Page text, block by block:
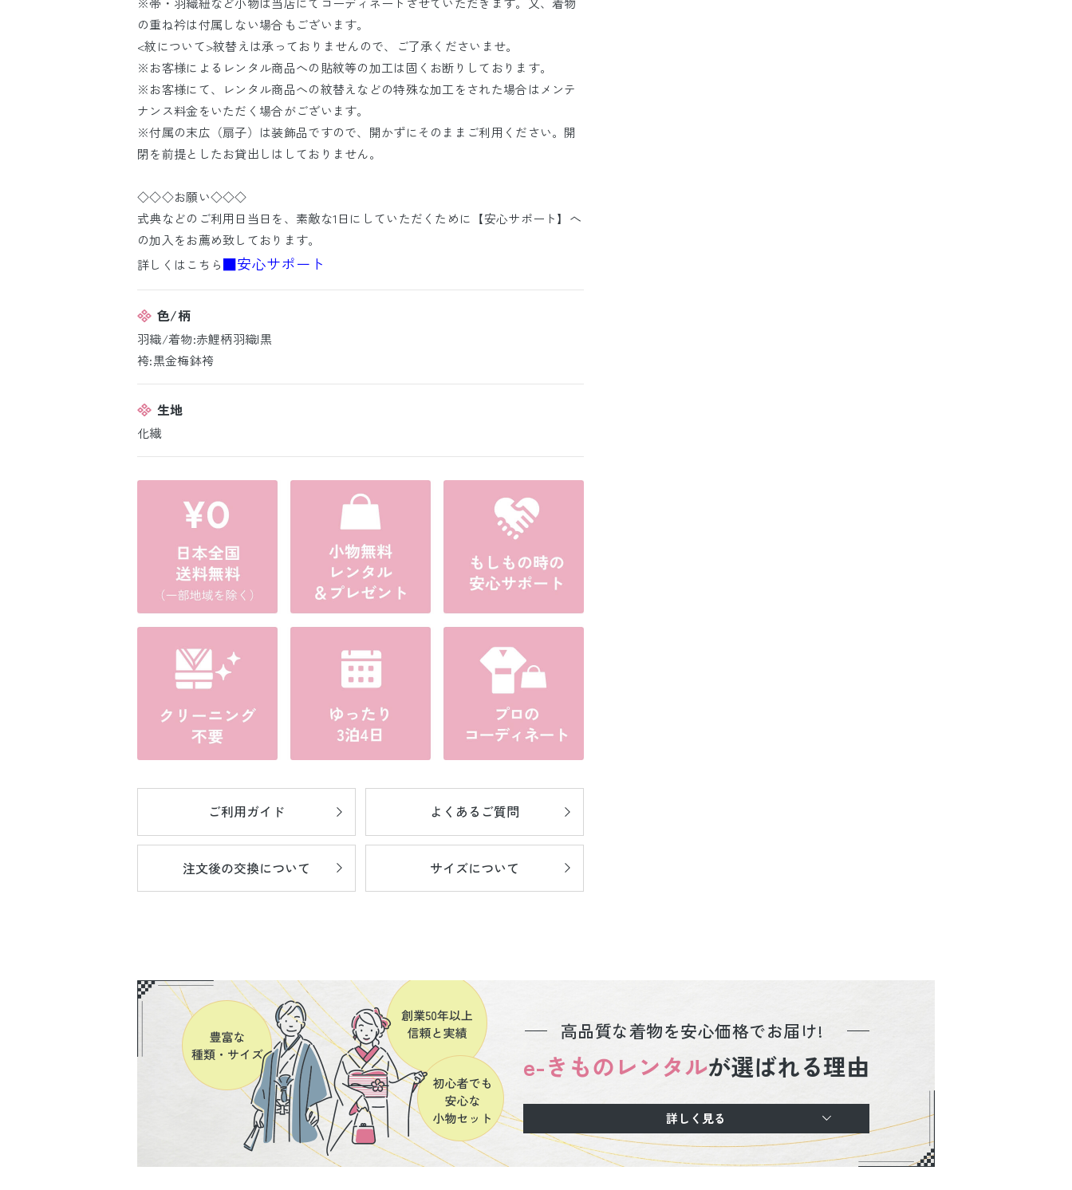
の重ね衿は付属しない場合もございます。
<紋について>紋替えは承っておりませんので、ご了承くださいませ。
※お客様によるレンタル商品への貼紋等の加工は固くお断りしております。
※お客様にて、レンタル商品への紋替えなどの特殊な加工をされた場合はメンテ
ナンス料金をいただく場合がございます。
※付属の末広（扇子）は装飾品ですので、開かずにそのままご利用ください。開
閉を前提としたお貸出しはしておりません。
◇◇◇お願い◇◇◇
式典などのご利用日当日を、素敵な1日にしていただくために【安心サポート】へ
の加入をお薦め致しております。
詳しくはこちら■安心サポート
色/柄
羽織/着物:赤鯉柄羽織|黒
袴:黒金梅鉢袴
生地
化繊
ご利用ガイド よくあるご質問
注文後の交換について サイズについて
高品質な着物を安心価格でお届け!
e-きものレンタルが選ばれる理由
詳しく見る